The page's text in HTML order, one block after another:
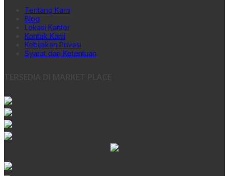
Tentang Kami
Blog
Lokasi Kantor
Kontak Kami
Kebijakan Privasi
Syarat dan Ketentuan